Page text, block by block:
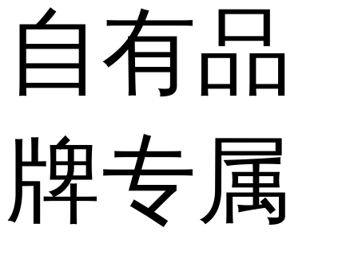
自有品
牌专属